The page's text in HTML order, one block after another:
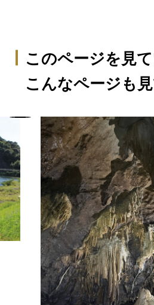
このページを見て
こんなページも